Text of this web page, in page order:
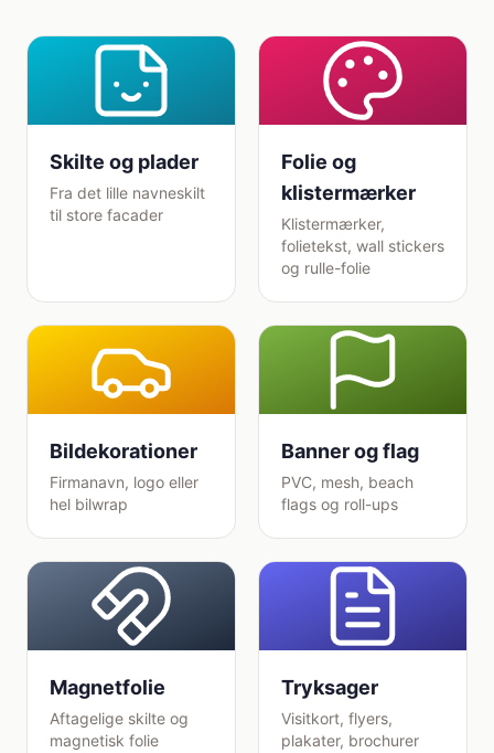
Skilte og plader
Fra det lille navneskilt
til store facader
Folie og
klistermærker
Klistermærker,
folietekst, wall stickers
og rulle-folie
Bildekorationer
Firmanavn, logo eller
hel bilwrap
Banner og flag
PVC, mesh, beach
flags og roll-ups
Magnetfolie
Aftagelige skilte og
magnetisk folie
Tryksager
Visitkort, flyers,
plakater, brochurer